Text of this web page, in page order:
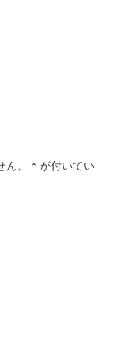
。 * が付いてい